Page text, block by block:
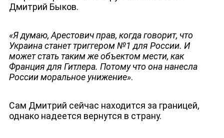
Дмитрий Быков.
«Я думаю, Арестович прав, когда говорит, что
Украина станет триггером №1 для России. И
может стать таким же объектом мести, как
Франция для Гитлера. Потому что она нанесла
России моральное унижение».
Сам Дмитрий сейчас находится за границей,
однако надеется вернутся в страну.